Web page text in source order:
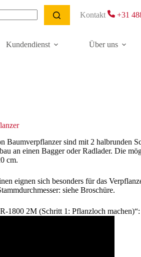
Kontakt +31
Kundendienst Über uns
Baumverpflanzer sind mit 2 halbrunden
an einen Bagger oder Radlader. Die
cm.
eignen sich besonders für das
siehe Broschüre.
1800 2M (Schritt 1: Pflanzloch machen)“: